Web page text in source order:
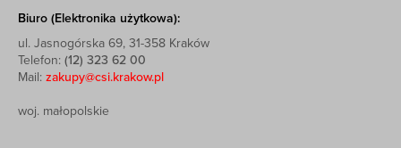
Biuro (Elektronika użytkowa):
ul. Jasnogórska 69, 31-358 Kraków
Telefon: (12) 323 62 00
Mail: zakupy@csi.krakow.pl
woj. małopolskie